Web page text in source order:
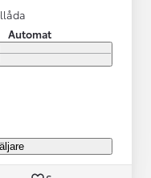
Automat